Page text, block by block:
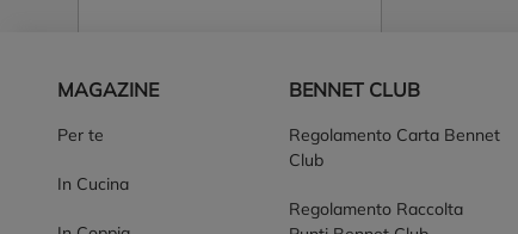
MAGAZINE
Per te
In Cucina
BENNET CLUB
Regolamento Carta Bennet
Club
Regolamento Raccolta